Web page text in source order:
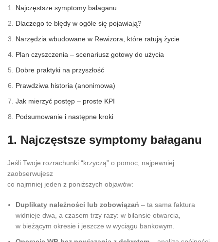
Najczęstsze symptomy bałaganu
Dlaczego te błędy w ogóle się pojawiają?
Narzędzia wbudowane w Rewizora, które ratują życie
Plan czyszczenia – scenariusz gotowy do użycia
Dobre praktyki na przyszłość
Prawdziwa historia (anonimowa)
Jak mierzyć postęp – proste KPI
Podsumowanie i następne kroki
1. Najczęstsze symptomy bałaganu
Jeśli Twoje rozrachunki “krzyczą” o pomoc, najpewniej
zaobserwujesz
co najmniej jeden z poniższych objawów:
Duplikaty należności lub zobowiązań – ta sama faktura
widnieje dwa, a czasem trzy razy: w bilansie otwarcia,
w bieżącym okresie i jeszcze w wyciągu bankowym.